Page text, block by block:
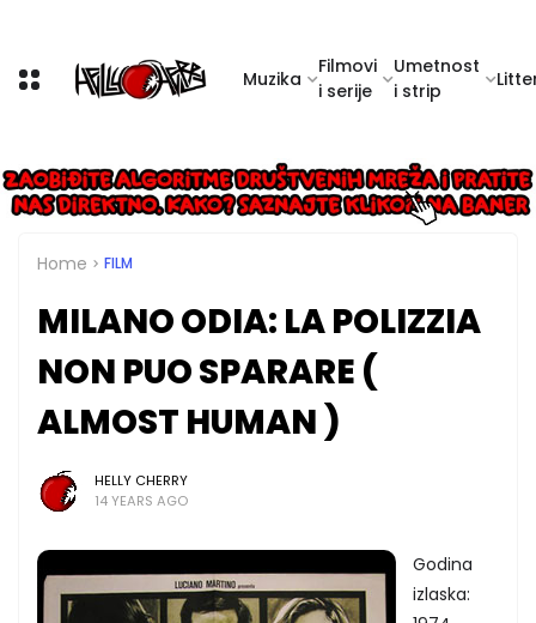
Muzika
Filmovi
i serije
Umetnost
i strip
Home FILM
MILANO ODIA: LA POLIZZIA
NON PUO SPARARE (
ALMOST HUMAN )
HELLY CHERRY
14 YEARS AGO
Godina
izlaska: